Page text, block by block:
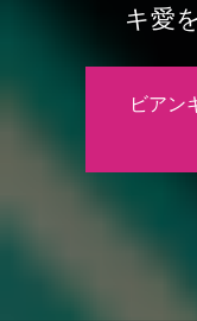
キ愛
ビアン